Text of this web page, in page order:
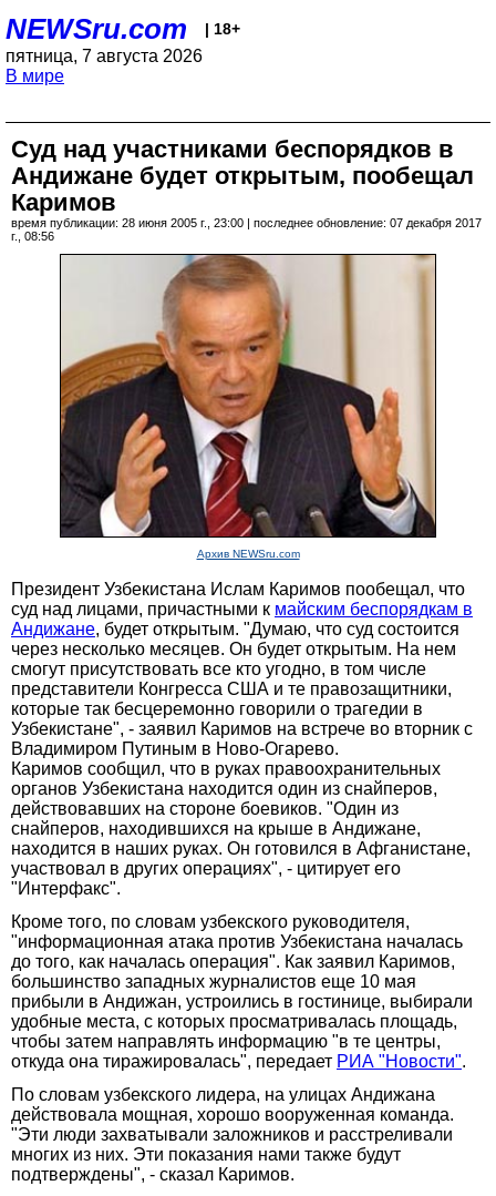
NEWSru.com | 18+
пятница, 7 августа 2026
В мире
Суд над участниками беспорядков в
Андижане будет открытым, пообещал
Каримов
время публикации: 28 июня 2005 г., 23:00 | последнее обновление: 07 декабря 2017
г., 08:56
Архив NEWSru.com
Президент Узбекистана Ислам Каримов пообещал, что
суд над лицами, причастными к майским беспорядкам в
Андижане, будет открытым. "Думаю, что суд состоится
через несколько месяцев. Он будет открытым. На нем
смогут присутствовать все кто угодно, в том числе
представители Конгресса США и те правозащитники,
которые так бесцеремонно говорили о трагедии в
Узбекистане", - заявил Каримов на встрече во вторник с
Владимиром Путиным в Ново-Огарево.
Каримов сообщил, что в руках правоохранительных
органов Узбекистана находится один из снайперов,
действовавших на стороне боевиков. "Один из
снайперов, находившихся на крыше в Андижане,
находится в наших руках. Он готовился в Афганистане,
участвовал в других операциях", - цитирует его
"Интерфакс".
Кроме того, по словам узбекского руководителя,
"информационная атака против Узбекистана началась
до того, как началась операция". Как заявил Каримов,
большинство западных журналистов еще 10 мая
прибыли в Андижан, устроились в гостинице, выбирали
удобные места, с которых просматривалась площадь,
чтобы затем направлять информацию "в те центры,
откуда она тиражировалась", передает РИА "Новости".
По словам узбекского лидера, на улицах Андижана
действовала мощная, хорошо вооруженная команда.
"Эти люди захватывали заложников и расстреливали
многих из них. Эти показания нами также будут
подтверждены", - сказал Каримов.